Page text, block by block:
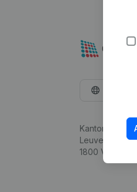
Kantorenpark
1800 Vilvoorde